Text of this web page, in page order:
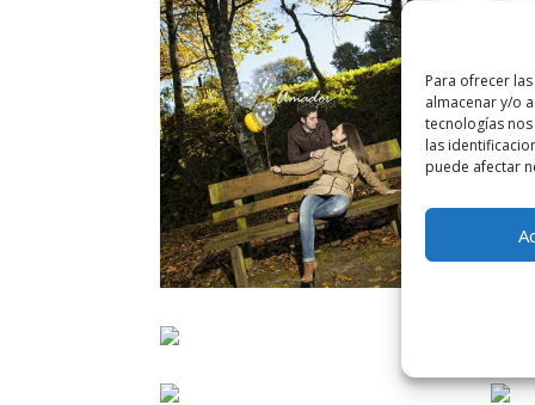
Para ofrecer
almacenar y/o
tecnologías
las
puede afectar